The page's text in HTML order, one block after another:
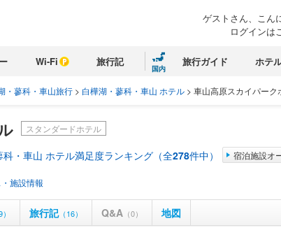
ゲストさん、こん
ログインは
Wi-Fi 旅行記
国内
旅行ガイド ホテ
・蓼科・車山旅行 > 白樺湖・蓼科・車山 ホテル > 車山高原スカイパーク
スタンダードホテル
科・車山 ホテル満足度ランキング（全278件中） 宿泊施設オ
施設情報
旅行記（16） Q&A （0） 地図